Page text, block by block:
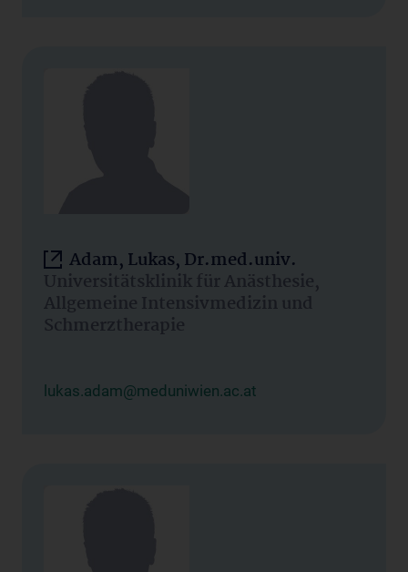
Adam, Lukas, Dr.med.univ.
Universitätsklinik für Anästhesie,
Allgemeine Intensivmedizin und
Schmerztherapie
lukas.adam@meduniwien.ac.at